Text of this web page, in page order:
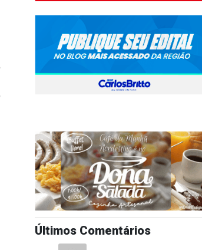
Últimos Comentários